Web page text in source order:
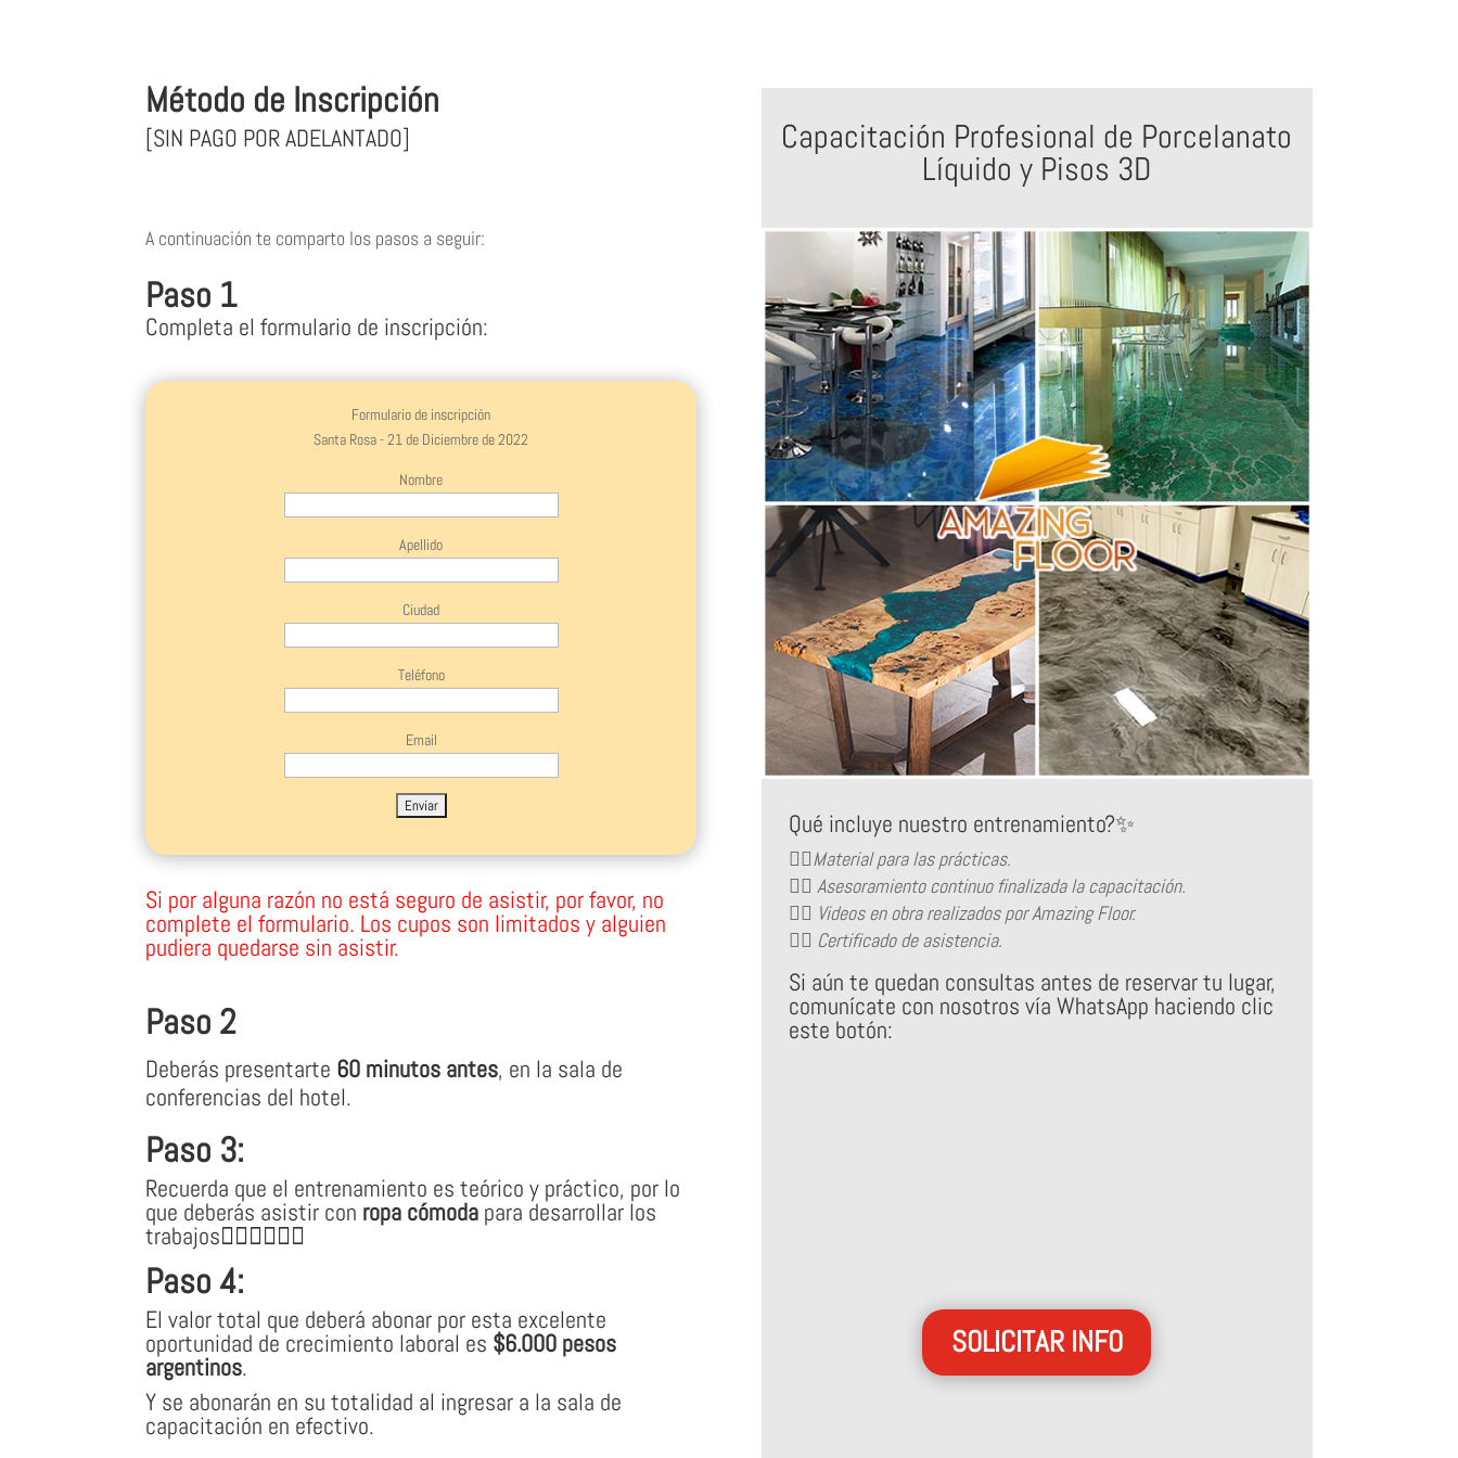
Método de Inscripción
[SIN PAGO POR ADELANTADO]
A continuación te comparto los pasos a seguir:
Paso 1
Completa el formulario de inscripción:
Formulario de inscripción
Santa Rosa - 21 de Diciembre de 2022
Nombre
Apellido
Ciudad
Teléfono
Email
Si por alguna razón no está seguro de asistir, por favor, no
complete el formulario. Los cupos son limitados y alguien
pudiera quedarse sin asistir.
Paso 2
Deberás presentarte 60 minutos antes, en la sala de
conferencias del hotel.
Paso 3:
Recuerda que el entrenamiento es teórico y práctico, por lo
que deberás asistir con ropa cómoda para desarrollar los
trabajos👷🏽‍♀👷🏼‍♂
Paso 4:
El valor total que deberá abonar por esta excelente
oportunidad de crecimiento laboral es $6.000 pesos
argentinos.
Y se abonarán en su totalidad al ingresar a la sala de
capacitación en efectivo.
Capacitación Profesional de Porcelanato
Líquido y Pisos 3D
Qué incluye nuestro entrenamiento?✨
👉🏻Material para las prácticas.
👉🏻 Asesoramiento continuo finalizada la capacitación.
👉🏻 Videos en obra realizados por Amazing Floor.
👉🏻 Certificado de asistencia.
Si aún te quedan consultas antes de reservar tu lugar,
comunícate con nosotros vía WhatsApp haciendo clic
este botón:
SOLICITAR INFO